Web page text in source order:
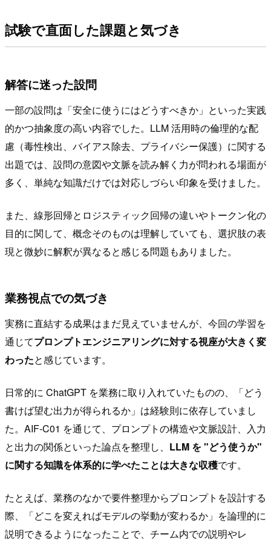
試験で直面した課題と気づき
解答に迷った設問
一部の設問は「安全に使うにはどうすべきか」といった実践
的かつ抽象度の高い内容でした。LLM 活用時の倫理的な配
慮（毒性検出、バイアス除去、プライバシー保護）に関する
出題では、設問の意図や文脈を読み解く力が問われる場面が
多く、単純な知識だけでは対応しづらい印象を受けました。
また、線形回帰とロジスティック回帰の違いやトークン化の
目的に関して、概念そのものは理解していても、選択肢の表
現と微妙に解釈が異なると感じる問題もありました。
業務視点での気づき
実務に直結する成果はまだ見えていませんが、今回の学習を
通じてプロンプトエンジニアリングに対する視座が大きく変
わったと感じています。
日常的に ChatGPT を業務に取り入れていたものの、「どう
書けば望む出力が得られるか」は経験則に依存していまし
た。AIF-C01 を通じて、プロンプトの構造や文脈設計、入力
と出力の関係といった論点を整理し、 LLM を "どう使うか"
に関する知識を体系的に学べたことは大きな収穫です。
たとえば、業務のなかで要件整理からプロンプトを設計する
際、「どこを変えればモデルの挙動が変わるか」を論理的に
説明できるようになったことで、チーム内での説明やレ